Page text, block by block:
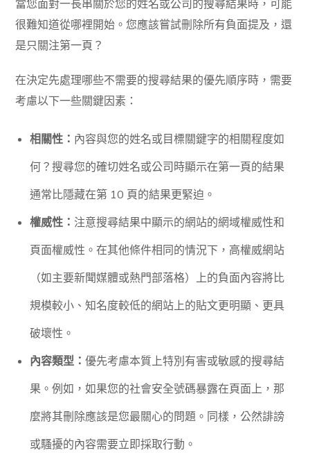
當您面對一長串關於您的姓名或公司的搜尋結果時，可能
很難知道從哪裡開始。您應該嘗試刪除所有負面提及，還
是只關注第一頁？
在決定先處理哪些不需要的搜尋結果的優先順序時，需要
考慮以下一些關鍵因素：
相關性： 內容與您的姓名或目標關鍵字的相關程度如
何？搜尋您的確切姓名或公司時顯示在第一頁的結果
通常比隱藏在第 10 頁的結果更緊迫。
權威性： 注意搜尋結果中顯示的網站的網域權威性和
頁面權威性。在其他條件相同的情況下，高權威網站
（如主要新聞媒體或熱門部落格）上的負面內容將比
規模較小、知名度較低的網站上的貼文更明顯、更具
破壞性。
內容類型：優先考慮本質上特別有害或敏感的搜尋結
果。例如，如果您的社會安全號碼暴露在頁面上，那
麼將其刪除應該是您最關心的問題。同樣，公然誹謗
或騷擾的內容需要立即採取行動。